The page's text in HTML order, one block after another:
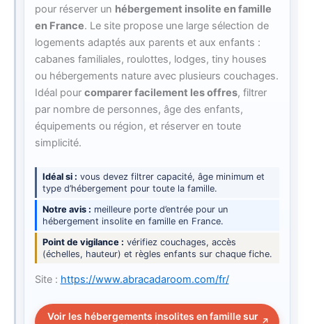
pour réserver un hébergement insolite en famille
en France. Le site propose une large sélection de
logements adaptés aux parents et aux enfants :
cabanes familiales, roulottes, lodges, tiny houses
ou hébergements nature avec plusieurs couchages.
Idéal pour comparer facilement les offres, filtrer
par nombre de personnes, âge des enfants,
équipements ou région, et réserver en toute
simplicité.
Idéal si
vous devez filtrer capacité, âge minimum et
type d’hébergement pour toute la famille.
Notre avis
meilleure porte d’entrée pour un
hébergement insolite en famille en France.
Point de vigilance
vérifiez couchages, accès
(échelles, hauteur) et règles enfants sur chaque fiche.
Site : https://www.abracadaroom.com/fr/
Voir les hébergements insolites en famille sur